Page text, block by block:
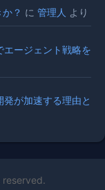
？ に 管理人 より
ージェント戦略を
が加速する理由と